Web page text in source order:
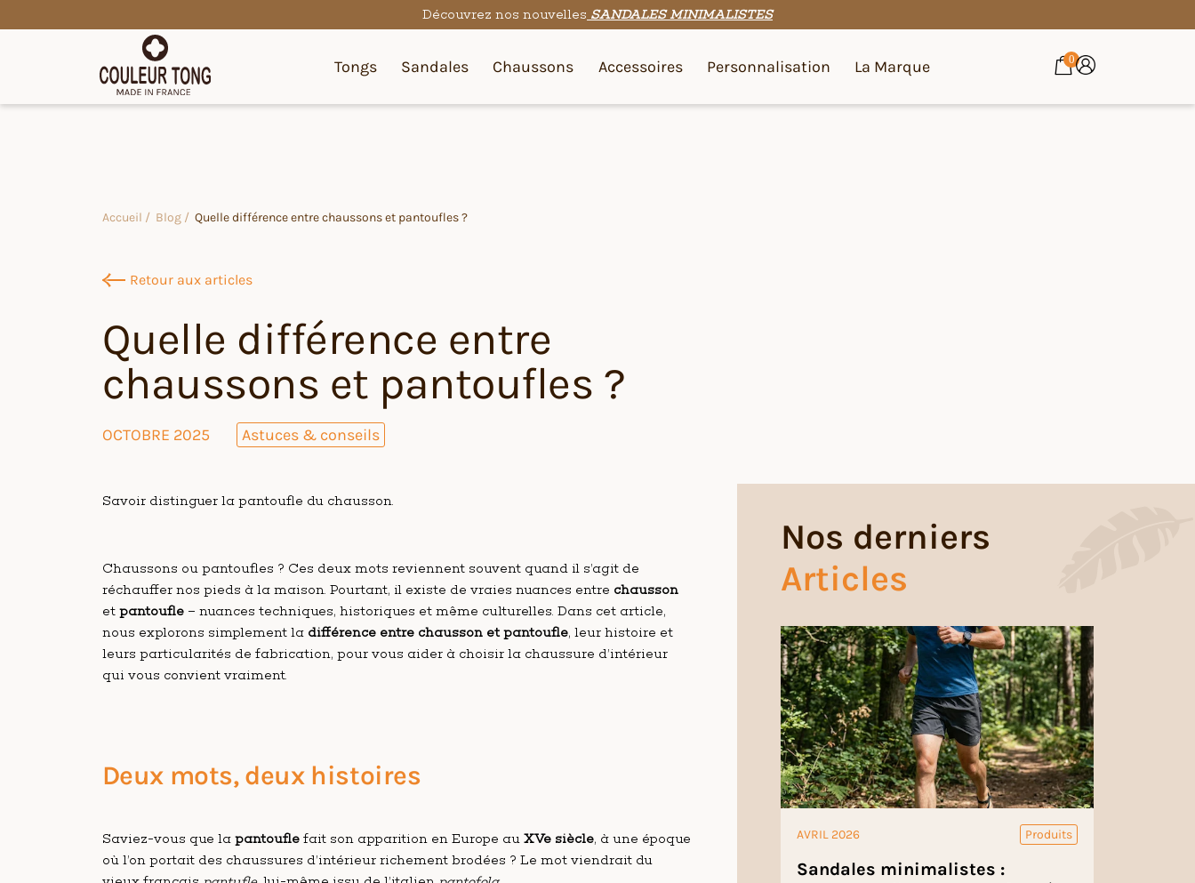
Découvrez nos nouvelles SANDALES MINIMALISTES
Tongs Sandales Chaussons Accessoires Personnalisation La Marque 0
Accueil / Blog / Quelle différence entre chaussons et pantoufles ?
Retour aux articles
Quelle différence entre
chaussons et pantoufles ?
OCTOBRE 2025 Astuces & conseils
Savoir distinguer la pantoufle du chausson.
Chaussons ou pantoufles ? Ces deux mots reviennent souvent quand il s’agit de
réchauffer nos pieds à la maison. Pourtant, il existe de vraies nuances entre chausson
et pantoufle– nuances techniques, historiques et même culturelles. Dans cet article,
nous explorons simplement la différence entre chausson et pantoufle, leur histoire et
leurs particularités de fabrication, pour vous aider à choisir la chaussure d’intérieur
qui vous convient vraiment.
Deux mots, deux histoires
Saviez-vous que la pantouflefait son apparition en Europe au XVe siècle, à une époque
où l’on portait des chaussures d’intérieur richement brodées ? Le mot viendrait du
Nos derniers
Articles
AVRIL 2026 Produits
Sandales minimalistes :